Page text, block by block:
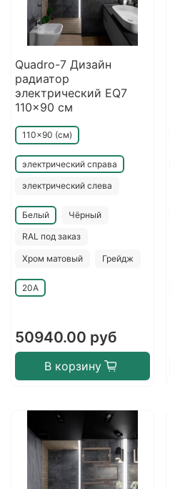
Quadro-7 Дизайн
радиатор
электрический EQ7
110x90 см
110x90 (см)
электрический справа
электрический слева
Белый Чёрный
RAL под заказ
Хром матовый Грейдж
20A
50940.00 руб
В корзину